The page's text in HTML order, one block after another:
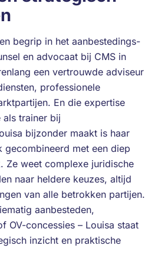
begrip in het aanbestedings-
en advocaat bij CMS in
een vertrouwde adviseur
professionele
En die expertise
als trainer bij
bijzonder maakt is haar
gecombineerd met een diep
Ze weet complexe juridische
naar heldere keuzes, altijd
van alle betrokken partijen.
aanbesteden,
OV-concessies – Louisa staat
inzicht en praktische